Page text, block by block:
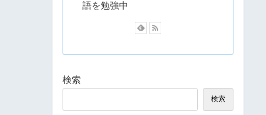
語を勉強中
検索
検索